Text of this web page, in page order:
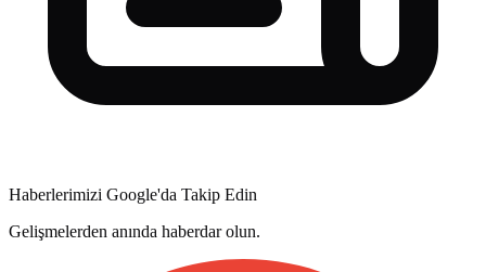
Haberlerimizi Google'da Takip Edin
Gelişmelerden anında haberdar olun.